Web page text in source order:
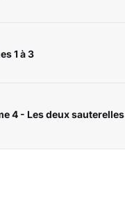
1 à 3
4 - Les deux sauterelles